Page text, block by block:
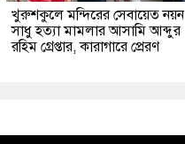
খুরুশকুলে মন্দিরের সেবায়েত নয়ন
সাধু হত্যা মামলার আসামি আব্দুর
রহিম গ্রেপ্তার, কারাগারে প্রেরণ